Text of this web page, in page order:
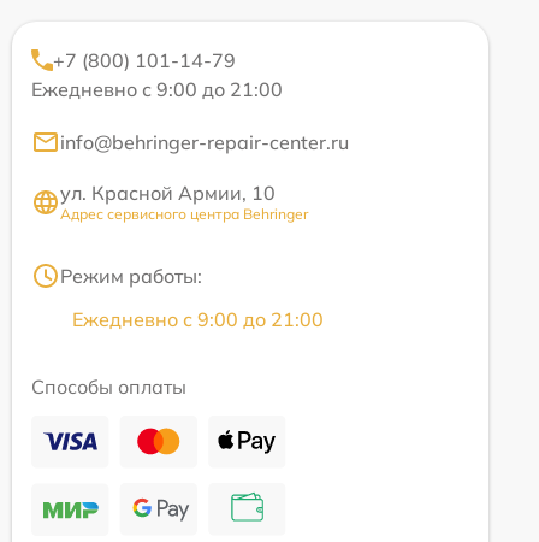
+7 (800) 101-14-79
Ежедневно с 9:00 до 21:00
info@behringer-repair-center.ru
ул. Красной Армии, 10
Адрес сервисного центра Behringer
Режим работы:
Ежедневно с 9:00 до 21:00
Способы оплаты